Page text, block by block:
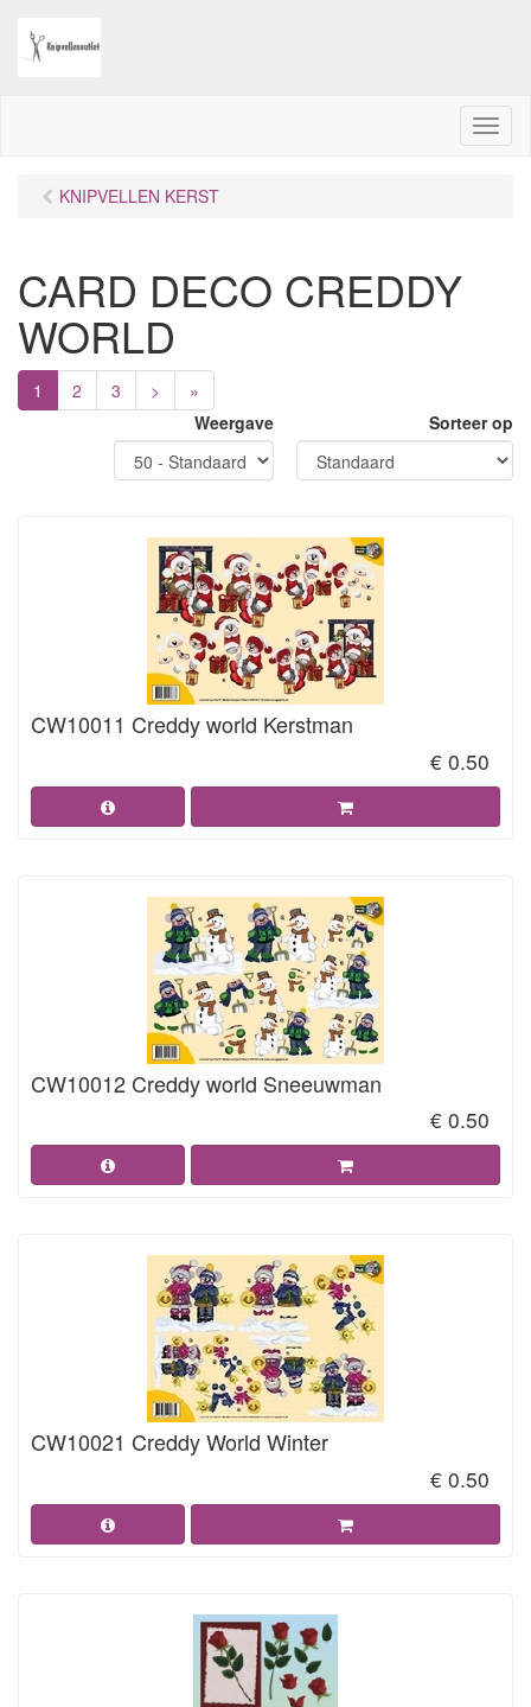
M
e
KNIPVELLEN KERST
CARD DECO CREDDY
WORLD
1 2 3 >
»
Weergave
Sorteer op
CW10011 Creddy world Kerstman
€ 0.50
CW10012 Creddy world Sneeuwman
€ 0.50
CW10021 Creddy World Winter
€ 0.50